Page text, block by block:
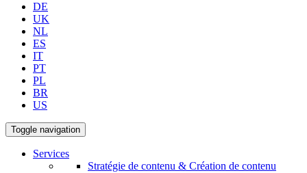
DE
UK
NL
ES
IT
PT
PL
BR
US
Toggle navigation
Services
Stratégie de contenu & Création de contenu